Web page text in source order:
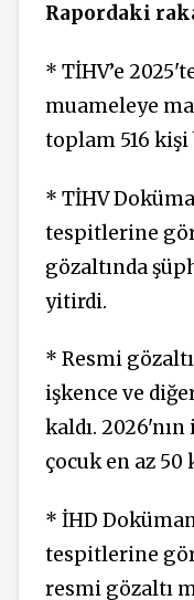
Rapordaki
* TİHV’e
muameleye
toplam 516 kişi
* TİHV
tespitlerine
gözaltında
yitirdi.
* Resmi
işkence ve
kaldı. 2026'nın
çocuk en az 50
* İHD
tespitlerine
resmi gözaltı